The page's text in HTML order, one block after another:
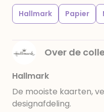
Hallmark Papier
Over de
Hallmark
De mooiste kaarten,
designafdeling.